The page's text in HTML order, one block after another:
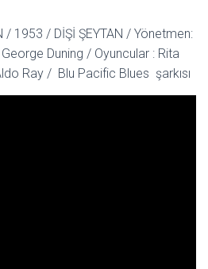
/ 1953 / DİŞİ ŞEYTAN / Yönetmen:
Duning / Oyuncular : Rita
Ray / Blu Pacific Blues şarkısı